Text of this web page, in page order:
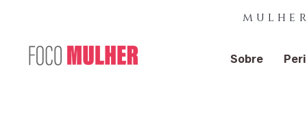
Sobre